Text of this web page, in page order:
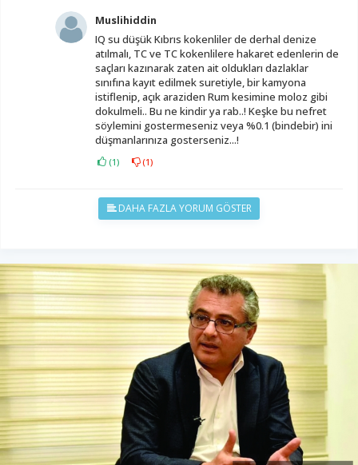
Muslihiddin
IQ su düşük Kıbrıs kokenliler de derhal denize
atılmalı, TC ve TC kokenlilere hakaret edenlerin de
saçları kazınarak zaten ait oldukları dazlaklar
sınıfına kayıt edilmek suretiyle, bir kamyona
istiflenip, açık araziden Rum kesimine moloz gibi
dokulmeli.. Bu ne kindir ya rab..! Keşke bu nefret
söylemini gostermeseniz veya %0.1 (bindebir) ini
düşmanlarınıza gosterseniz...!
(1) (1)
DAHA FAZLA YORUM GÖSTER